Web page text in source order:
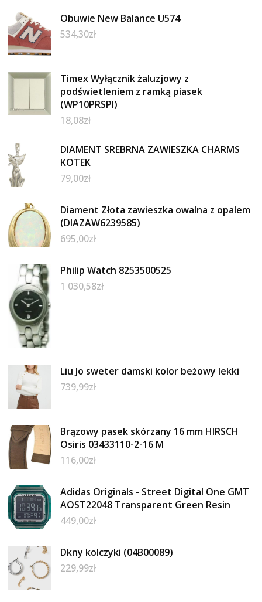
Obuwie New Balance U574
534,30zł
Timex Wyłącznik żaluzjowy z
podświetleniem z ramką piasek
(WP10PRSPI)
18,08zł
DIAMENT SREBRNA ZAWIESZKA CHARMS
KOTEK
79,00zł
Diament Złota zawieszka owalna z opalem
(DIAZAW6239585)
695,00zł
Philip Watch 8253500525
1 030,58zł
Liu Jo sweter damski kolor beżowy lekki
739,99zł
Brązowy pasek skórzany 16 mm HIRSCH
Osiris 03433110-2-16 M
116,00zł
Adidas Originals - Street Digital One GMT
AOST22048 Transparent Green Resin
449,00zł
Dkny kolczyki (04B00089)
229,99zł